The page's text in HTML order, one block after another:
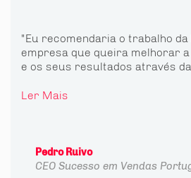
"Eu recomendaria o trabalho
empresa que queira melhorar
e os seus resultados através
Ler Mais
Pedro Ruivo
CEO Sucesso em Vendas